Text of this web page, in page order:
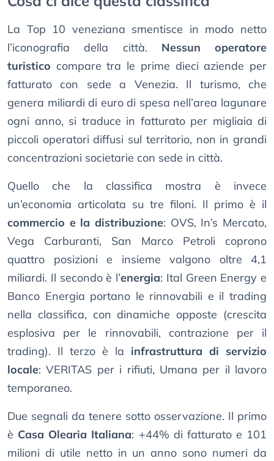
La Top 10 veneziana smentisce in modo netto
l’iconografia della città. Nessun operatore
turistico compare tra le prime dieci aziende per
fatturato con sede a Venezia. Il turismo, che
genera miliardi di euro di spesa nell’area lagunare
ogni anno, si traduce in fatturato per migliaia di
piccoli operatori diffusi sul territorio, non in grandi
concentrazioni societarie con sede in città.
Quello che la classifica mostra è invece
un’economia articolata su tre filoni. Il primo è il
commercio e la distribuzione: OVS, In’s Mercato,
Vega Carburanti, San Marco Petroli coprono
quattro posizioni e insieme valgono oltre 4,1
miliardi. Il secondo è l’energia: Ital Green Energy e
Banco Energia portano le rinnovabili e il trading
nella classifica, con dinamiche opposte (crescita
esplosiva per le rinnovabili, contrazione per il
trading). Il terzo è la infrastruttura di servizio
locale: VERITAS per i rifiuti, Umana per il lavoro
temporaneo.
Due segnali da tenere sotto osservazione. Il primo
è Casa Olearia Italiana: +44% di fatturato e 101
milioni di utile netto in un anno sono numeri da